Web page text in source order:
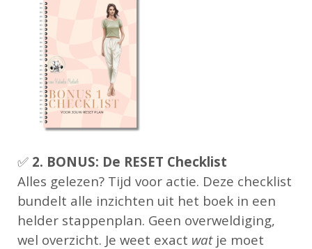
✅ 2. BONUS: De RESET Checklist
Alles gelezen? Tijd voor actie. Deze checklist
bundelt alle inzichten uit het boek in een
helder stappenplan. Geen overweldiging,
wel overzicht. Je weet exact watje moet